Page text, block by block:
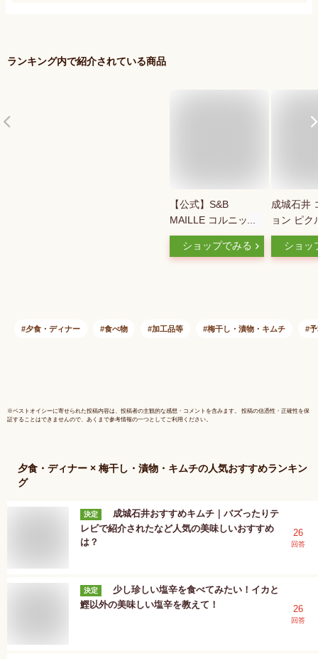
ランキング内で紹介されている商品
【公式】S&B
MAILLE コルニッシ
ョン 瓶 220g エスビ
ー食品 公式 漬物 マ
ショップでみる
成城石井
ョン ピク
リック入
ショッ
夕食・ディナー 食べ物 加工品等 梅干し・漬物・キムチ
※ベストオイシーに寄せられた投稿内容は、投稿者の主観的な感想・コメントを含みます。 投稿の信憑性・正確性を保
証することはできませんので、あくまで参考情報の一つとしてご利用ください。
夕食・ディナー × 梅干し・漬物・キムチの人気おすすめランキン
グ
決定
成城石井おすすめキムチ｜バズったりテ
レビで紹介されたなど人気の美味しいおすすめ
は？
26
回答
決定
少し珍しい塩辛を食べてみたい！イカと
鰹以外の美味しい塩辛を教えて！
26
回答